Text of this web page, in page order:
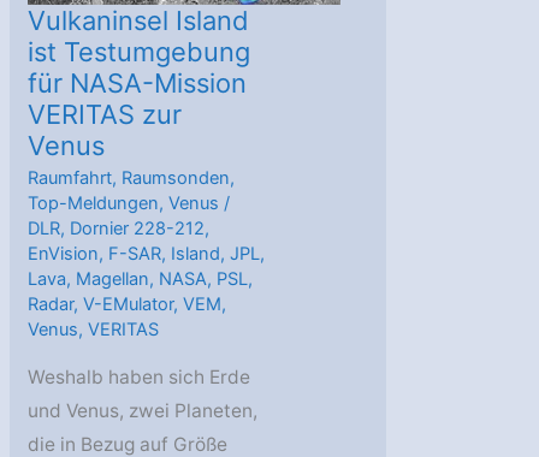
Vulkaninsel Island
ist Testumgebung
für NASA-Mission
VERITAS zur
Venus
Raumfahrt, Raumsonden,
Top-Meldungen,Venus /
DLR, Dornier 228-212,
EnVision, F-SAR, Island,JPL,
Lava, Magellan, NASA, PSL,
Radar,V-EMulator,VEM,
Venus,VERITAS
Weshalb haben sich Erde
und Venus, zwei Planeten,
die in Bezug auf Größe